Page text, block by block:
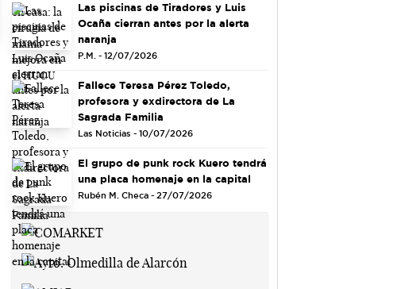
Las piscinas de Tiradores y Luis
Ocaña cierran antes por la alerta
naranja
P.M. - 12/07/2026
Fallece Teresa Pérez Toledo,
profesora y exdirectora de La
Sagrada Familia
Las Noticias - 10/07/2026
El grupo de punk rock Kuero tendrá
una placa homenaje en la capital
Rubén M. Checa - 27/07/2026